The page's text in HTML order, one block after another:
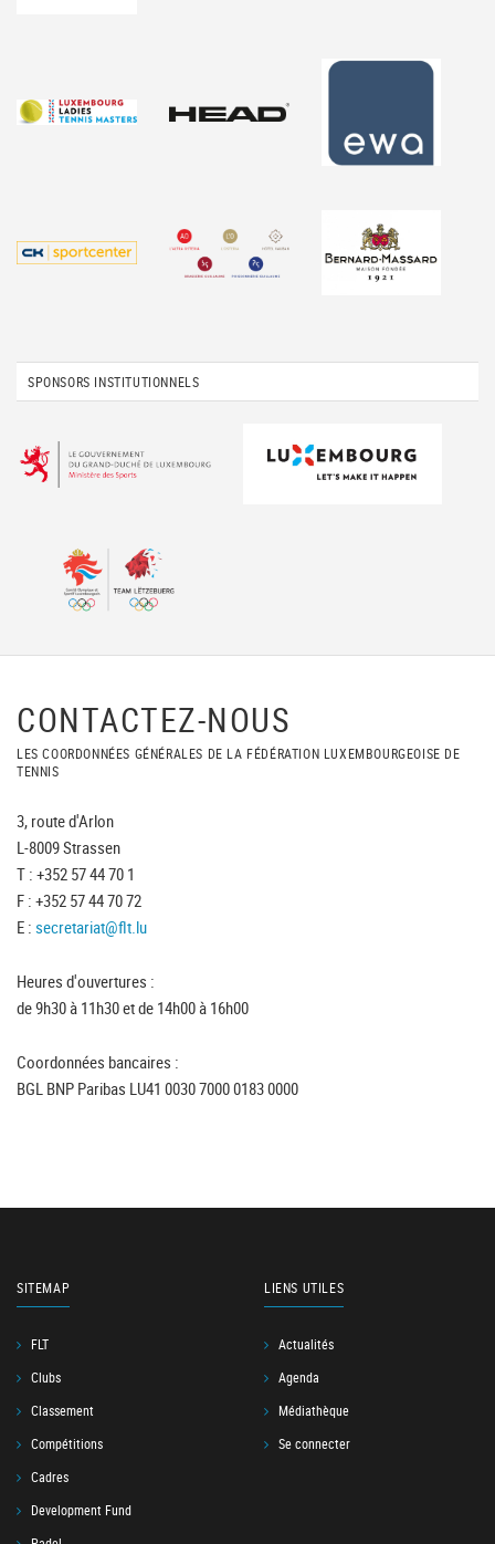
SPONSORS INSTITUTIONNELS
CONTACTEZ-NOUS
LES COORDONNÉES GÉNÉRALES DE LA FÉDÉRATION LUXEMBOURGEOISE DE
TENNIS
3, route d'Arlon
L-8009 Strassen
T : +352 57 44 70 1
F : +352 57 44 70 72
E : secretariat@flt.lu
Heures d'ouvertures :
de 9h30 à 11h30 et de 14h00 à 16h00
Coordonnées bancaires :
BGL BNP Paribas LU41 0030 7000 0183 0000
SITEMAP
FLT
Clubs
Classement
Compétitions
Cadres
Development Fund
LIENS UTILES
Actualités
Agenda
Médiathèque
Se connecter